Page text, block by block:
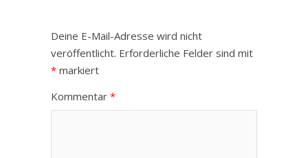
Deine E-Mail-Adresse wird nicht
veröffentlicht. Erforderliche Felder sind mit
* markiert
Kommentar *